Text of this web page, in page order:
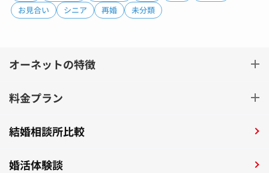
お見合い
シニア 再婚 未分類
オーネットの特徴
料金プラン
結婚相談所比較
婚活体験談